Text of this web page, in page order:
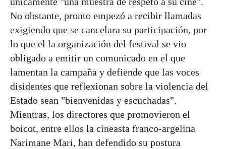
No obstante, pronto empezó a recibir llamadas
exigiendo que se cancelara su participación, por
lo que el la organización del festival se vio
obligado a emitir un comunicado en el que
lamentan la campaña y defiende que las voces
disidentes que reflexionan sobre la violencia del
Estado sean "bienvenidas y escuchadas".
Mientras, los directores que promovieron el
boicot, entre ellos la cineasta franco-argelina
Narimane Mari, han defendido su postura